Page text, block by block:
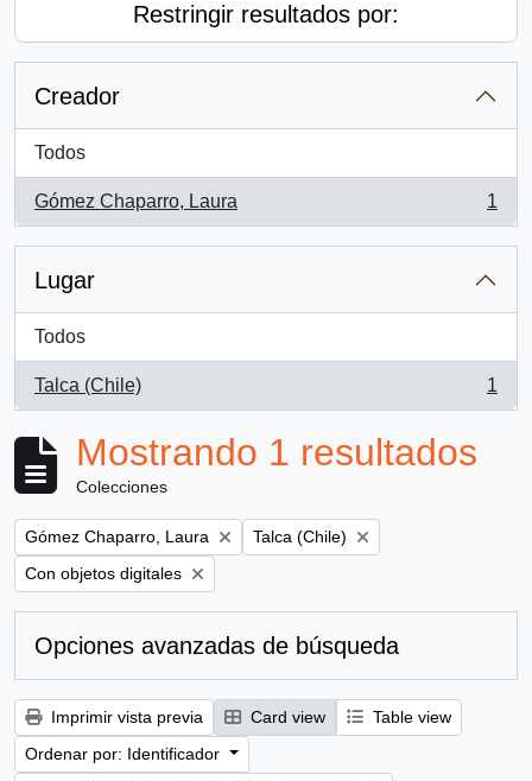
Restringir resultados por:
Creador
Todos
Gómez Chaparro, Laura
, 1 resultados
1
Lugar
Todos
Talca (Chile)
, 1 resultados
1
Mostrando 1 resultados
Colecciones
Remove filter:
Gómez Chaparro, Laura Remove filter:
Talca (Chile)
Remove filter:
Con objetos digitales
Opciones avanzadas de búsqueda
Imprimir vista previa Card view
Table view
Ordenar por: Identificador